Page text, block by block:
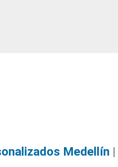
Medellín |